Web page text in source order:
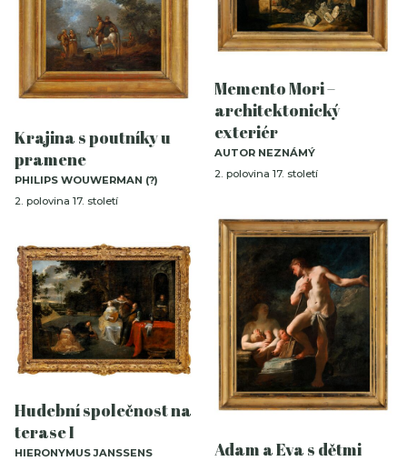
Krajina s poutníky u
pramene
PHILIPS WOUWERMAN (?)
2. polovina 17. století
Memento Mori –
architektonický
exteriér
AUTOR NEZNÁMÝ
2. polovina 17. století
Adam a Eva s dětmi
Hudební společnost na
terase I
HIERONYMUS JANSSENS